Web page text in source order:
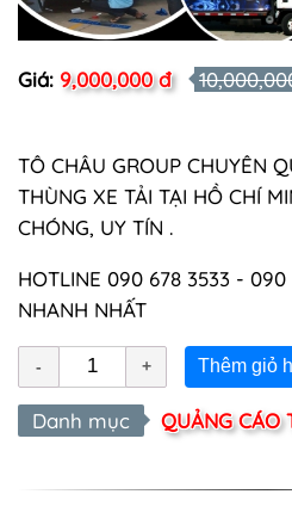
Giá: 9,000,000 đ
TÔ CHÂU GROUP CHUYÊN
THÙNG XE TẢI TẠI HỒ CHÍ
CHÓNG, UY TÍN .
HOTLINE 090 678 3533 - 090
NHANH NHẤT
Thêm giỏ
Danh mục QUẢNG CÁO